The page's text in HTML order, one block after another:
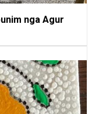
nga Agur